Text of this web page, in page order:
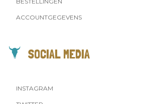
ACCOUNTGEGEVENS
SOCIAL MEDIA
INSTAGRAM